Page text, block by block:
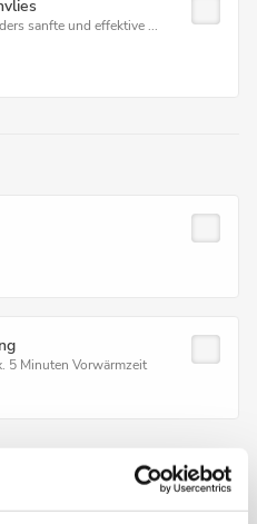
sanfte und effektive ...
5 Minuten Vorwärmzeit